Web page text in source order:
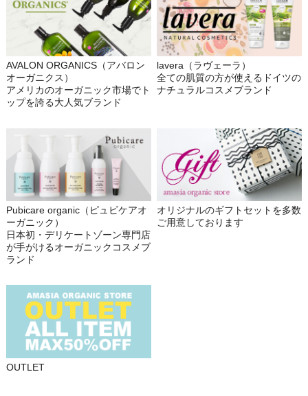
AVALON ORGANICS（アバロン
オーガニクス）
アメリカのオーガニック市場でト
ップを誇る大人気ブランド
lavera（ラヴェーラ）
全ての肌質の方が使えるドイツの
ナチュラルコスメブランド
Pubicare organic（ピュビケアオ
ーガニック）
日本初・デリケートゾーン専門店
が手がけるオーガニックコスメブ
ランド
オリジナルのギフトセットを多数
ご用意しております
OUTLET